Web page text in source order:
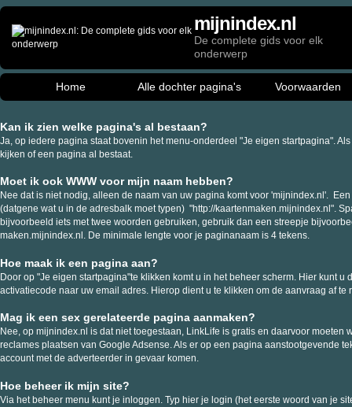
mijnindex.nl
De complete gids voor elk
onderwerp
Home Alle dochter pagina's Voorwaarden
Kan ik zien welke pagina's al bestaan?
Ja, op iedere pagina staat bovenin het menu-onderdeel "Je eigen startpagina".
kijken of een pagina al bestaat.
Moet ik ook WWW voor mijn naam hebben?
Nee dat is niet nodig, alleen de naam van uw pagina komt voor 'mijnindex.nl'.
(datgene wat u in de adresbalk moet typen) "http://kaartenmaken.mijnindex.nl".
bijvoorbeeld iets met twee woorden gebruiken, gebruik dan een streepje
maken.mijnindex.nl. De minimale lengte voor je paginanaam is 4 tekens.
Hoe maak ik een pagina aan?
Door op "Je eigen startpagina"te klikken komt u in het beheer scherm. Hier kunt
activatiecode naar uw email adres. Hierop dient u te klikken om de aanvraag af te
Mag ik een sex gerelateerde pagina aanmaken?
Nee, op mijnindex.nl is dat niet toegestaan, LinkLife is gratis en daarvoor
reclames plaatsen van Google Adsense. Als er op een pagina aanstootgevende
account met de adverteerder in gevaar komen.
Hoe beheer ik mijn site?
Via het beheer menu kunt je inloggen. Typ hier je login (het eerste woord van je